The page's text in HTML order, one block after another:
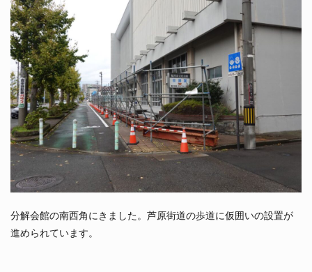
分解会館の南西角にきました。芦原街道の歩道に仮囲いの設置が
進められています。